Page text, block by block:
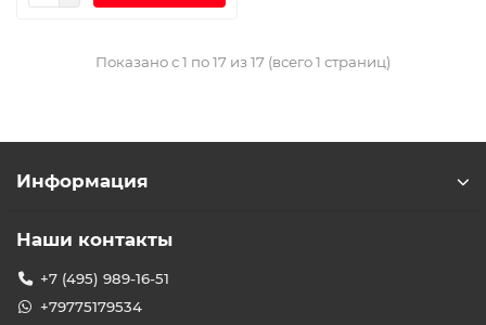
Показано с 1 по 17 из 17 (всего 1 страниц)
Информация
Наши контакты
+7 (495) 989-16-51
+79775179534